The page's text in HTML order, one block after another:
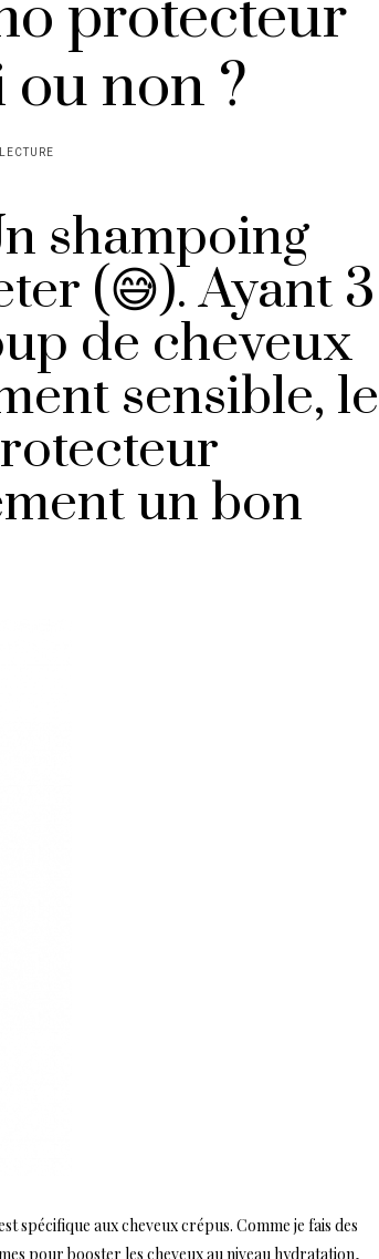
protecteur
non ?
shampoing
(😅). Ayant 3
de cheveux
sensible, le
un bon
spécifique aux cheveux crépus. Comme je fais des
pour booster les cheveux au niveau hydratation,